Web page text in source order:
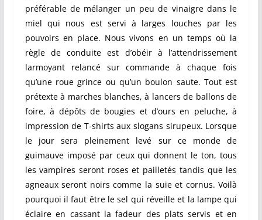
préférable de mélanger un peu de vinaigre dans le
miel qui nous est servi à larges louches par les
pouvoirs en place. Nous vivons en un temps où la
règle de conduite est d’obéir à l’attendrissement
larmoyant relancé sur commande à chaque fois
qu’une roue grince ou qu’un boulon saute. Tout est
prétexte à marches blanches, à lancers de ballons de
foire, à dépôts de bougies et d’ours en peluche, à
impression de T-shirts aux slogans sirupeux. Lorsque
le jour sera pleinement levé sur ce monde de
guimauve imposé par ceux qui donnent le ton, tous
les vampires seront roses et pailletés tandis que les
agneaux seront noirs comme la suie et cornus. Voilà
pourquoi il faut être le sel qui réveille et la lampe qui
éclaire en cassant la fadeur des plats servis et en